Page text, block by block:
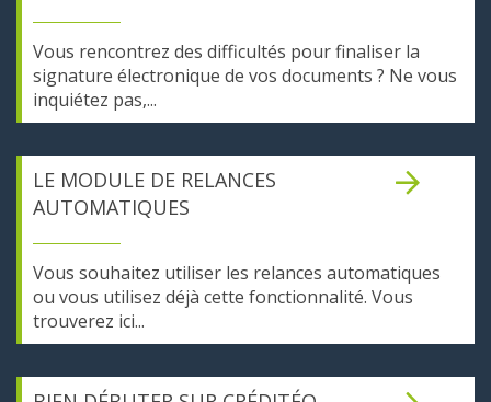
Vous rencontrez des difficultés pour finaliser la
signature électronique de vos documents ? Ne vous
inquiétez pas,...
LE MODULE DE RELANCES
AUTOMATIQUES
Vous souhaitez utiliser les relances automatiques
ou vous utilisez déjà cette fonctionnalité. Vous
trouverez ici...